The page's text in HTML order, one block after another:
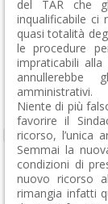
del TAR che
inqualificabile ci
quasi totalità
le procedure
impraticabili
amministrativi.
Niente di più
favorire il
ricorso, l’unica
Semmai la
condizioni di
nuovo ricorso
rimangia infatti